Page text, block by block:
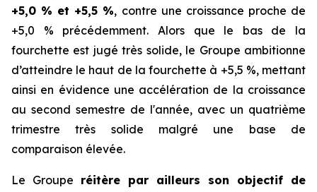
+5,0 % et +5,5 %, contre une croissance proche de
+5,0 % précédemment. Alors que le bas de la
fourchette est jugé très solide, le Groupe ambitionne
d’atteindre le haut de la fourchette à +5,5 %, mettant
ainsi en évidence une accélération de la croissance
au second semestre de l'année, avec un quatrième
trimestre très solide malgré une base de
comparaison élevée.
Le Groupe réitère par ailleurs son objectif de